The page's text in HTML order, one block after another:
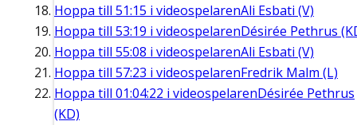
Hoppa till 51:15 i videospelarenAli Esbati (V)
Hoppa till 53:19 i videospelarenDésirée Pethrus
Hoppa till 55:08 i videospelarenAli Esbati (V)
Hoppa till 57:23 i videospelarenFredrik Malm (L)
Hoppa till 01:04:22 i videospelarenDésirée Pethrus
(KD)